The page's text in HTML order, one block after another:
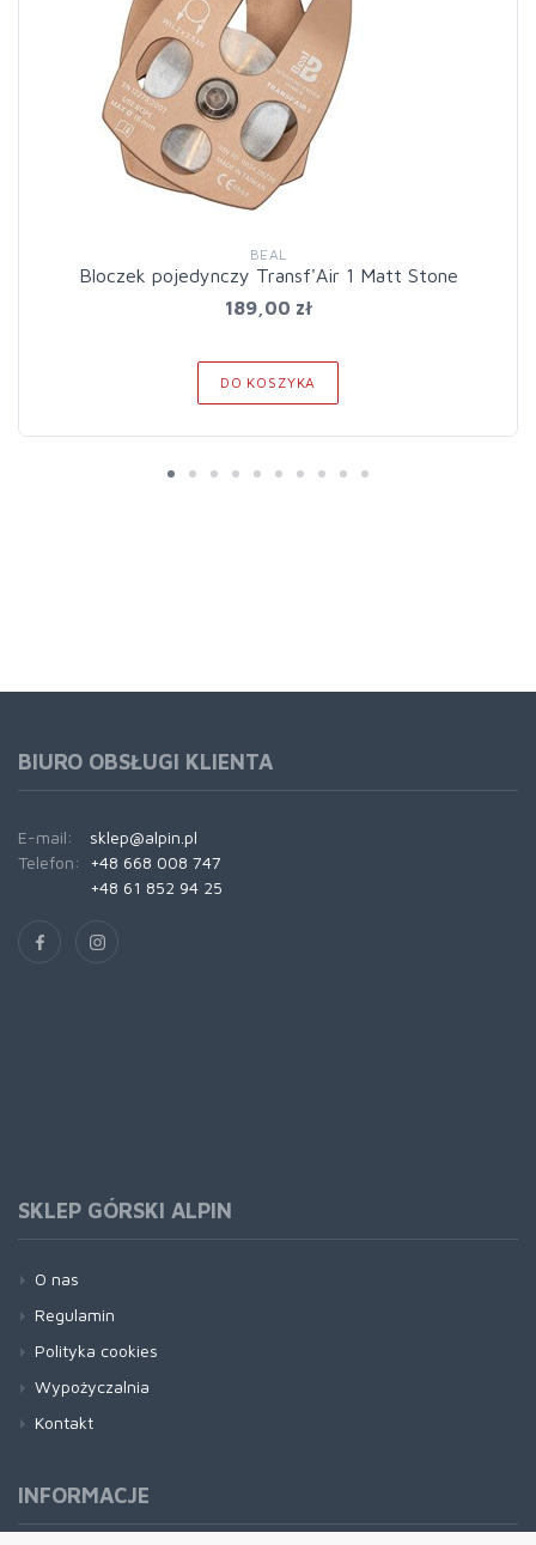
BEAL
Bloczek pojedynczy Transf'Air 1 Matt Stone
189,00 zł
DO KOSZYKA
BIURO OBSŁUGI KLIENTA
E-mail:
sklep@alpin.pl
Telefon:
+48 668 008 747
+48 61 852 94 25
SKLEP GÓRSKI ALPIN
O nas
Regulamin
Polityka cookies
Wypożyczalnia
Kontakt
INFORMACJE